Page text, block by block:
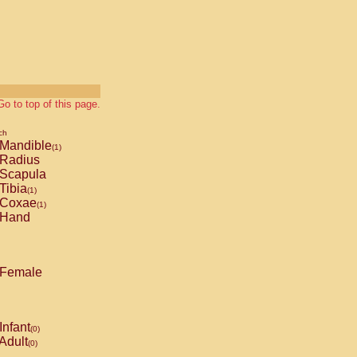
to top of this page.
Mandible(1)
Radius
Scapula
Tibia(1)
Coxae(1)
Hand
Female
Infant(0)
(0)